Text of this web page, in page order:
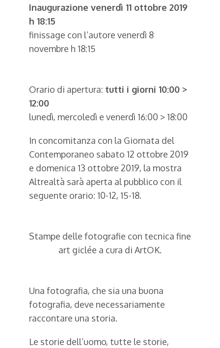
Inaugurazione venerdì 11 ottobre 2019
h 18:15
finissage con l’autore venerdì 8
novembre h 18:15
Orario di apertura: tutti i giorni 10:00 >
12:00
lunedì, mercoledì e venerdì 16:00 > 18:00
In concomitanza con la Giornata del
Contemporaneo sabato 12 ottobre 2019
e domenica 13 ottobre 2019, la mostra
Altrealtà sarà aperta al pubblico con il
seguente orario: 10-12, 15-18.
Stampe delle fotografie con tecnica fine
art giclée a cura di ArtOK.
Una fotografia, che sia una buona
fotografia, deve necessariamente
raccontare una storia.
Le storie dell’uomo, tutte le storie,